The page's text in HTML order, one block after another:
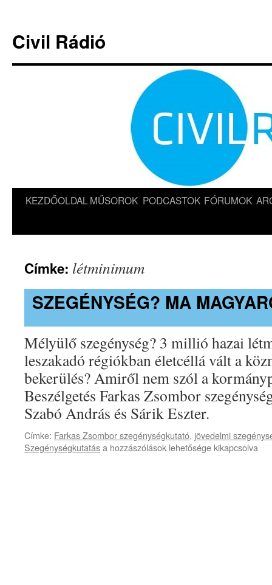
tartalomba
Civil Rádió
KEZDŐOLDAL MŰSOROK PODCASTOK FÓRUMOK
Címke: létminimum
SZEGÉNYSÉG? MA
Mélyülő szegénység? 3 millió hazai
leszakadó régiókban életcéllá vált a
bekerülés? Amiről nem szól a
Beszélgetés Farkas Zsombor
Szabó András és Sárik Eszter.
Címke: Farkas Zsombor szegénységkutató, jövedelmi
SzegénységkutatásSzegénység?
a hozzászólások lehetősége kikapcsolva